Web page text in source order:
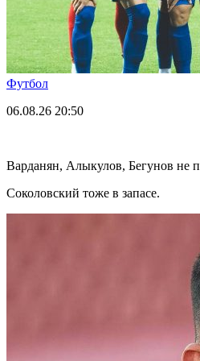
Футбол
06.08.26 20:50
Варданян, Алыкулов, Бегунов не
Соколовский тоже в запасе.